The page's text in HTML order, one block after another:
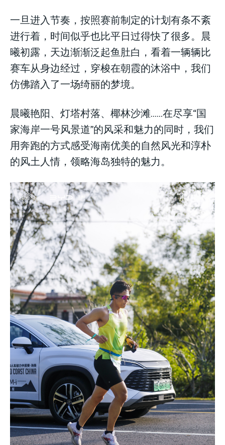
一旦进入节奏，按照赛前制定的计划有条不紊
进行着，时间似乎也比平日过得快了很多。晨
曦初露，天边渐渐泛起鱼肚白，看着一辆辆比
赛车从身边经过，穿梭在朝霞的沐浴中，我们
仿佛踏入了一场绮丽的梦境。
晨曦艳阳、灯塔村落、椰林沙滩……在尽享“国
家海岸一号风景道”的风采和魅力的同时，我们
用奔跑的方式感受海南优美的自然风光和淳朴
的风土人情，领略海岛独特的魅力。